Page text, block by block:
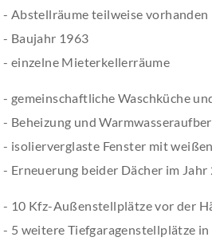
- Abstellräume teilweise vorhanden
- Baujahr 1963
- einzelne Mieterkellerräume
- gemeinschaftliche Waschküche
- Beheizung und
- isolierverglaste Fenster mit
- Erneuerung beider Dächer im Jahr
- 10 Kfz-Außenstellplätze vor der
- 5 weitere Tiefgaragenstellplätze